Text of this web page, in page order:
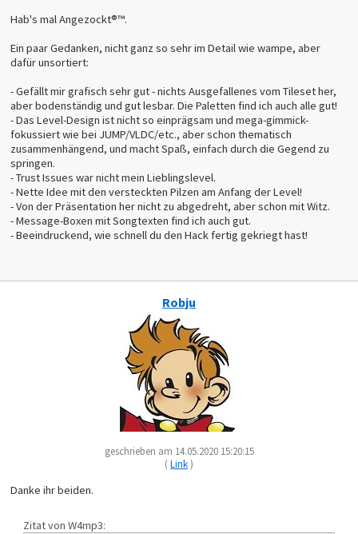
Hab's mal Angezockt®™.
Ein paar Gedanken, nicht ganz so sehr im Detail wie wampe, aber
dafür unsortiert:
- Gefällt mir grafisch sehr gut - nichts Ausgefallenes vom Tileset her,
aber bodenständig und gut lesbar. Die Paletten find ich auch alle gut!
- Das Level-Design ist nicht so einprägsam und mega-gimmick-
fokussiert wie bei JUMP/VLDC/etc., aber schon thematisch
zusammenhängend, und macht Spaß, einfach durch die Gegend zu
springen.
- Trust Issues war nicht mein Lieblingslevel.
- Nette Idee mit den versteckten Pilzen am Anfang der Level!
- Von der Präsentation her nicht zu abgedreht, aber schon mit Witz.
- Message-Boxen mit Songtexten find ich auch gut.
- Beeindruckend, wie schnell du den Hack fertig gekriegt hast!
Robju
geschrieben am 14.05.2020 15:20:15
(Link)
Danke ihr beiden.
Zitat von W4mp3: